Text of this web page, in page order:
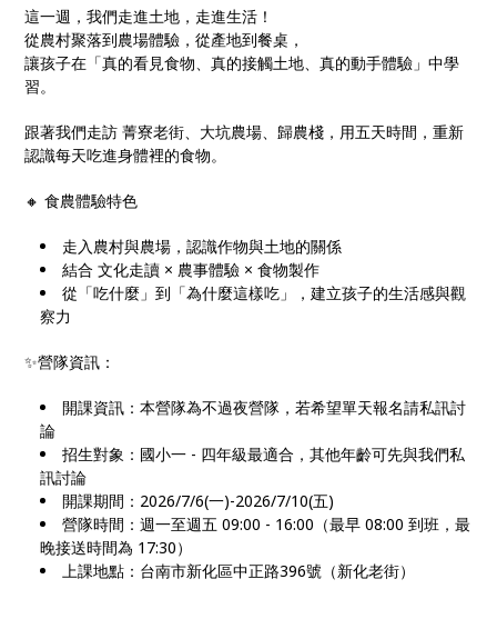
這一週，我們走進土地，走進生活！
從農村聚落到農場體驗，從產地到餐桌，
讓孩子在「真的看見食物、真的接觸土地、真的動手體驗」中學
習。
跟著我們走訪 菁寮老街、大坑農場、歸農棧，用五天時間，重新
認識每天吃進身體裡的食物。
🔸 食農體驗特色
走入農村與農場，認識作物與土地的關係
結合 文化走讀 × 農事體驗 × 食物製作
從「吃什麼」到「為什麼這樣吃」，建立孩子的生活感與觀
察力
✨營隊資訊：
開課資訊：本營隊為不過夜營隊，若希望單天報名請私訊討
論
招生對象：國小一 - 四年級最適合，其他年齡可先與我們私
訊討論
開課期間：2026/7/6(一)-2026/7/10(五)
營隊時間：週一至週五 09:00 - 16:00（最早 08:00 到班，最
晚接送時間為 17:30）
上課地點：台南市新化區中正路396號（新化老街）